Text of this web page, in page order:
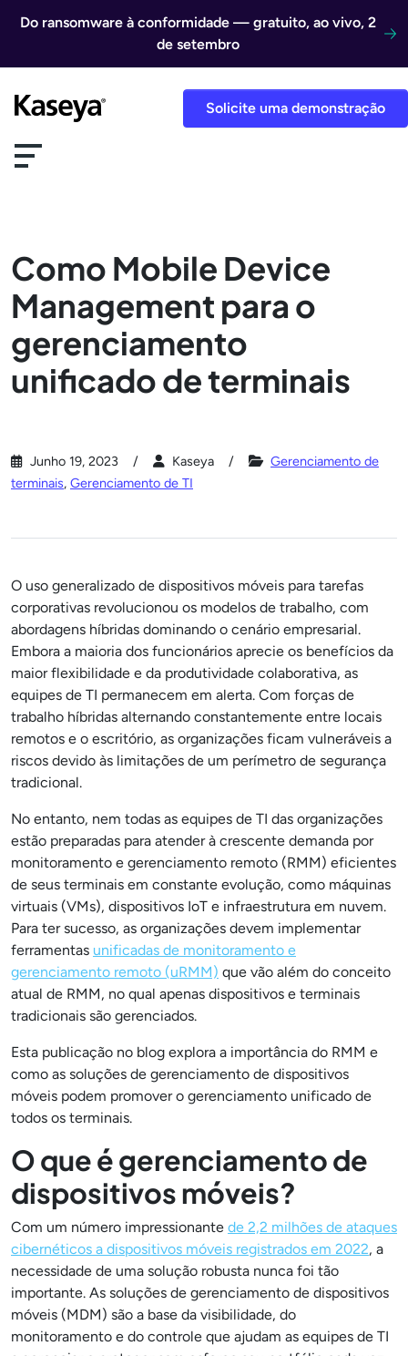
Do ransomware à conformidade — gratuito, ao vivo, 2
de setembro
Solicite uma demonstração
Como Mobile Device
Management para o
gerenciamento
unificado de terminais
Junho 19, 2023 Kaseya
Gerenciamento de
terminais, Gerenciamento de TI
O uso generalizado de dispositivos móveis para tarefas
corporativas revolucionou os modelos de trabalho, com
abordagens híbridas dominando o cenário empresarial.
Embora a maioria dos funcionários aprecie os benefícios da
maior flexibilidade e da produtividade colaborativa, as
equipes de TI permanecem em alerta. Com forças de
trabalho híbridas alternando constantemente entre locais
remotos e o escritório, as organizações ficam vulneráveis a
riscos devido às limitações de um perímetro de segurança
tradicional.
No entanto, nem todas as equipes de TI das organizações
estão preparadas para atender à crescente demanda por
monitoramento e gerenciamento remoto (RMM) eficientes
de seus terminais em constante evolução, como máquinas
virtuais (VMs), dispositivos IoT e infraestrutura em nuvem.
Para ter sucesso, as organizações devem implementar
ferramentas unificadas de monitoramento e
gerenciamento remoto (uRMM) que vão além do conceito
atual de RMM, no qual apenas dispositivos e terminais
tradicionais são gerenciados.
Esta publicação no blog explora a importância do RMM e
como as soluções de gerenciamento de dispositivos
móveis podem promover o gerenciamento unificado de
todos os terminais.
O que é gerenciamento de
dispositivos móveis?
Com um número impressionante de 2,2 milhões de ataques
cibernéticos a dispositivos móveis registrados em 2022, a
necessidade de uma solução robusta nunca foi tão
importante. As soluções de gerenciamento de dispositivos
móveis (MDM) são a base da visibilidade, do
monitoramento e do controle que ajudam as equipes de TI